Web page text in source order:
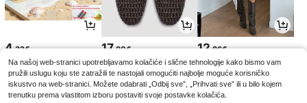
4.32€ 17.80€ 12.86€
Na našoj web-stranici upotrebljavamo kolačiće i slične tehnologije kako bismo vam
pružili uslugu koju ste zatražili te nastojali omogućiti najbolje moguće korisničko
iskustvo na web-stranici. Možete odabrati „Odbij sve”, „Prihvati sve” ili u bilo kojem
trenutku prema vlastitom izboru postaviti svoje postavke kolačića.